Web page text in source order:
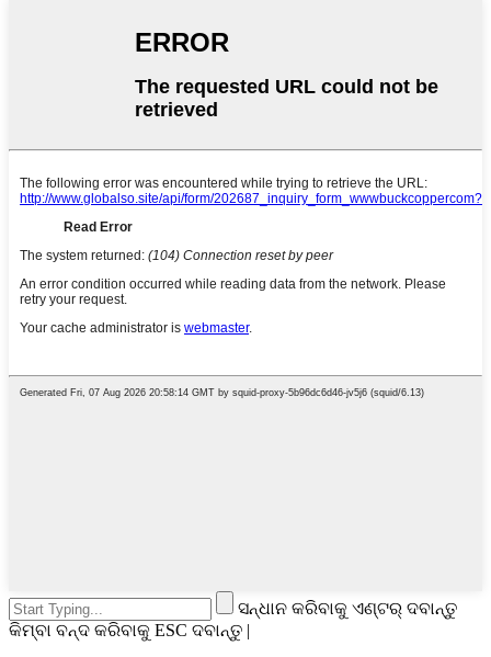
ସନ୍ଧାନ କରିବାକୁ ଏଣ୍ଟର୍ ଦବାନ୍ତୁ
କିମ୍ବା ବନ୍ଦ କରିବାକୁ ESC ଦବାନ୍ତୁ |